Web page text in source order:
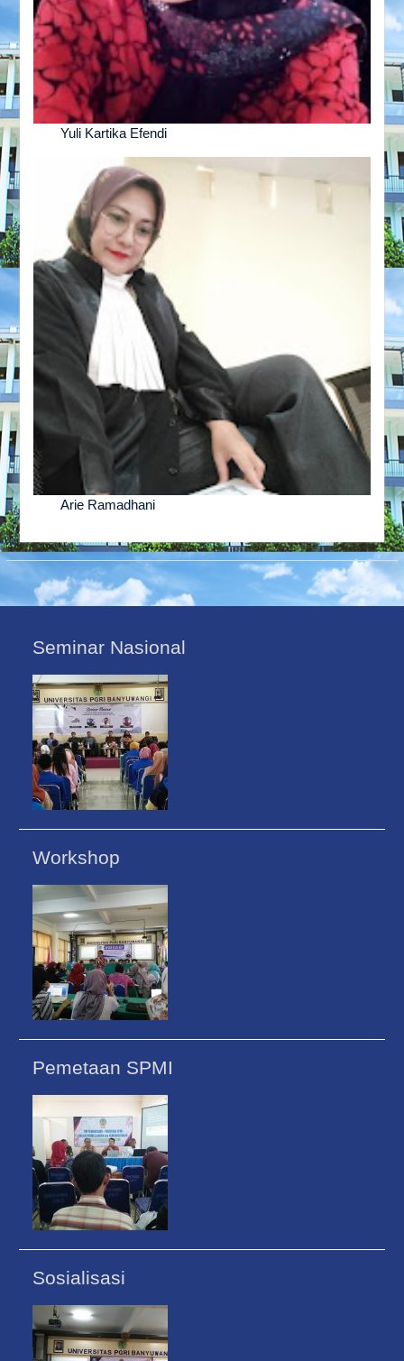
Yuli Kartika Efendi
Arie Ramadhani
Seminar Nasional
Workshop
Pemetaan SPMI
Sosialisasi